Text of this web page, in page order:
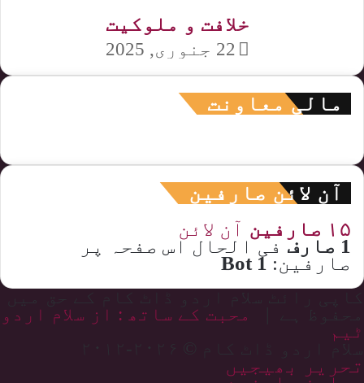
خلافت و ملوکیت
22 جنوری, 2025
مالی معاونت
آن لائن صارفین
۱۵ صارفین آن لائن
1 صارف فی الحال اس صفحہ پر
صارفین: 1 Bot
محبت کے ساتھ : از سلام اردو
ٹیم
سلام اردو ڈاٹ کام © ۲۰۲۶-۲۰۱۲
تحریر بھیجیں